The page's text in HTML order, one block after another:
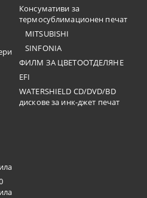
Консумативи за
термосублимационен печат
MITSUBISHI
SINFONIA
ФИЛМ ЗА ЦВЕТООТДЕЛЯНЕ
EFI
WATERSHIELD CD/DVD/BD
дискове за инк-джет печат